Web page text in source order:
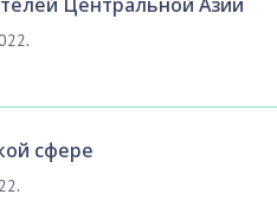
сфере